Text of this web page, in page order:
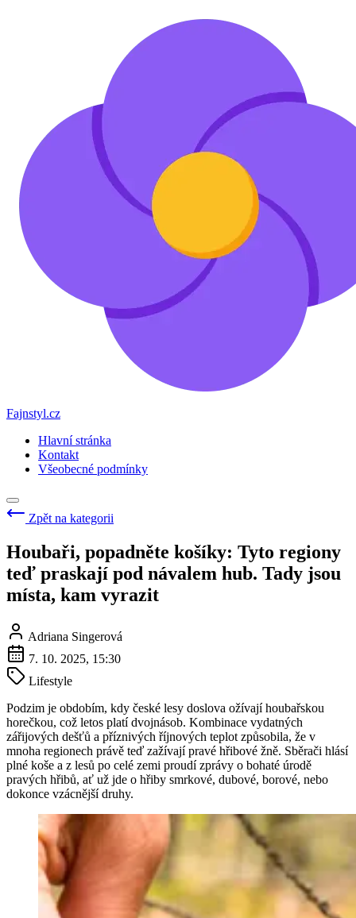
Fajnstyl.cz
Hlavní stránka
Kontakt
Všeobecné podmínky
Zpět na kategorii
Houbaři, popadněte košíky: Tyto regiony
teď praskají pod návalem hub. Tady jsou
místa, kam vyrazit
Adriana Singerová
7. 10. 2025, 15:30
Lifestyle
Podzim je obdobím, kdy české lesy doslova ožívají houbařskou
horečkou, což letos platí dvojnásob. Kombinace vydatných
zářijových dešťů a příznivých říjnových teplot způsobila, že v
mnoha regionech právě teď zažívají pravé hřibové žně. Sběrači hlásí
plné koše a z lesů po celé zemi proudí zprávy o bohaté úrodě
pravých hřibů, ať už jde o hřiby smrkové, dubové, borové, nebo
dokonce vzácnější druhy.